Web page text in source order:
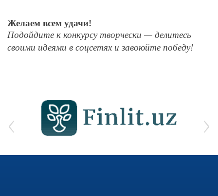
Желаем всем удачи!
Подойдите к конкурсу творчески — делитесь
своими идеями в соцсетях и завоюйте победу!
‹ ›